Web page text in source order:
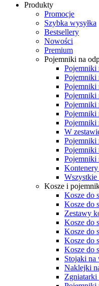
Produkty
Promocje
Szybka wysyłka
Bestsellery
Nowości
Premium
Pojemniki na
Pojemniki
Pojemniki
Pojemniki
Pojemniki
Pojemniki
Pojemniki
Pojemniki
W
Pojemniki
Pojemniki
Pojemniki
Wszystkie
Kosze i
Kosze do
Kosze do
Zestawy
Kosze do
Kosze do
Kosze do
Kosze do
Stojaki na
Naklejki
Zgniatarki